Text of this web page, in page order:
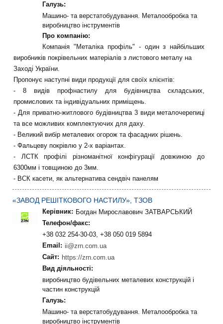
Галузь:
Машино- та верстатобудування. Металообробка та
виробництво інструментів
Про компанію:
Компанія "Металіка профіль" - один з найбільших
виробників покрівельних матеріалів з листового металу на
Заході України.
Пропонує наступні види продукції для своїх клієнтів:
- 8 видів профнастилу для будівництва складських,
промислових та індивідуальних приміщень.
- Для приватно-житлового будівництва 3 види металочерепиці
та все можливих комплектуючих для даху.
- Великий вибір металевих огорож та фасадних рішень.
- Фальцеву покрівлю у 2-х варіантах.
- ЛСТК профілі різноманітної конфігурації довжиною до
6300мм і товщиною до 3мм.
- ВСК касети, як альтернатива сендвіч панелям
«ЗАВОД РЕШІТКОВОГО НАСТИЛУ», ТЗОВ
Керівник: Богдан Мирославович ЗАТВАРСЬКИЙ
Телефон/факс:
+38 032 254-30-03, +38 050 019 5894
Email: ii@zrn.com.ua
Сайт: https://zrn.com.ua
Вид діяльності:
виробництво будівельних металевих конструкцій і
частин конструкцій
Галузь:
Машино- та верстатобудування. Металообробка та
виробництво інструментів